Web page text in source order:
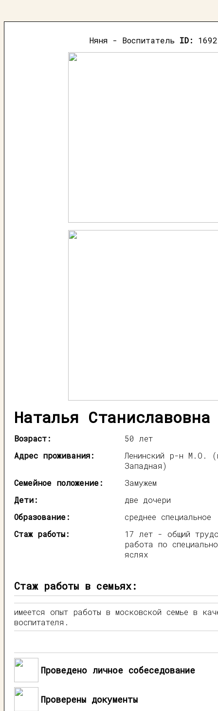
Няня - Воспитатель ID: 1692
Наталья Станиславовна
Возраст:
50 лет
Адрес проживания:
Ленинский р-н М.О.
Западная)
Семейное положение:
Замужем
Дети:
две дочери
Образование:
среднее специальное
Стаж работы:
17 лет - общий
работа по
яслях
Стаж работы в семьях:
имеется опыт работы в московской семье в
воспитателя.
Проведено личное собеседование
Проверены документы